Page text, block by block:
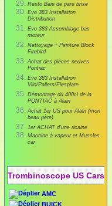
Resto Baie de pare brise
Evo 383 Installation
Distribution
Evo 383 Assemblage bas
moteur
Nettoyage + Peinture Block
Firebird
Achat des pièces neuves
Pontiac
Evo 383 Installation
Vilo/Paliers/Flesplate
Démontage du 400ci de la
PONTIAC à Alain
Achat 1er US pour Alain (mon
beau père)
1er ACHAT d'une ricaine
Machine à vapeur et Muscles
car
Trombinoscope US Cars
AMC
BUICK